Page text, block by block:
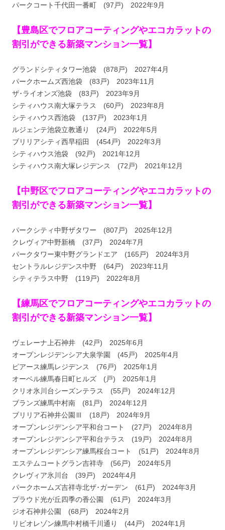
パークコート千代田一番町 (97戸) 2022年9月
【豊島区でフロアコーティングやエコカラットの
割引ができる新築マンション一覧】
グランドシティタワー池袋 (878戸) 2027年4月
パークホームズ西池袋 (83戸) 2023年11月
ザ･ライオンズ池袋 (83戸) 2023年9月
シティハウス南大塚テラス (60戸) 2023年8月
シティハウス西池袋 (137戸) 2023年1月
ルジェンテ池袋立教通り (24戸) 2022年5月
ブリリアシティ西早稲田 (454戸) 2022年3月
シティハウス池袋 (92戸) 2021年12月
シティハウス南大塚レジデンス (72戸) 2021年12月
【中野区でフロアコーティングやエコカラットの
割引ができる新築マンション一覧】
パークシティ中野ザタワー (807戸) 2025年12月
クレヴィア中野新橋 (37戸) 2024年7月
パークタワー東中野グランドエア (165戸) 2024年3月
セントラルレジデンス中野 (64戸) 2023年11月
シティテラス中野 (119戸) 2022年8月
【練馬区でフロアコーティングやエコカラットの
割引ができる新築マンション一覧】
ヴェレーナ上石神井 (42戸) 2025年6月
オープンレジデンシア大泉学園 (45戸) 2025年4月
ピアース練馬レジデンス (76戸) 2025年1月
オーベル練馬春日町ヒルズ (戸) 2025年1月
クリオ氷川台シーズンテラス (55戸) 2024年12月
ブランズ練馬中村南 (81戸) 2024年12月
ブリリア石神井公園Ⅲ (18戸) 2024年9月
オープンレジデンシア平和台コート (27戸) 2024年8月
オープンレジデンシア平和台テラス (19戸) 2024年8月
オープンレジデンシア練馬桜台コート (51戸) 2024年8月
エステムコートグラン吉祥寺 (56戸) 2024年5月
クレヴィア氷川台 (39戸) 2024年4月
パークホームズ吉祥寺北ザ･ガーデン (61戸) 2024年3月
プラウド光が丘四季の香公園 (61戸) 2024年3月
ジオ石神井公園 (68戸) 2024年2月
リビオレゾン練馬中村橋千川通り (44戸) 2024年1月